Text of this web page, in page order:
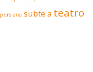
subte a teatro